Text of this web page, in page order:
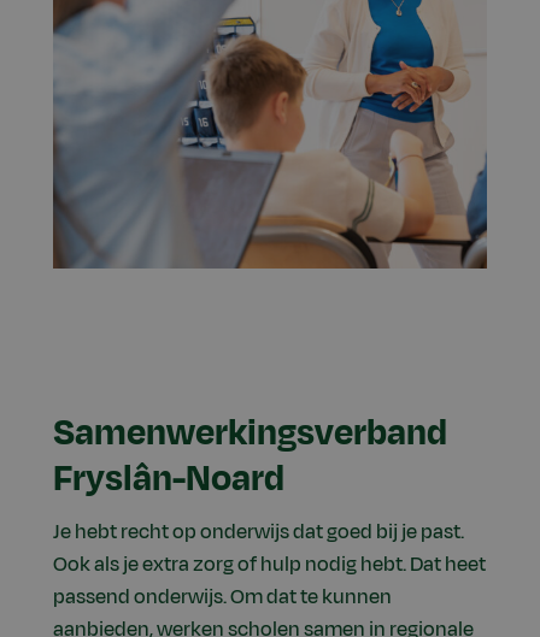
Samenwerkingsverband
Fryslân-Noard
Je hebt recht op onderwijs dat goed bij je past.
Ook als je extra zorg of hulp nodig hebt. Dat heet
passend onderwijs. Om dat te kunnen
aanbieden, werken scholen samen in regionale